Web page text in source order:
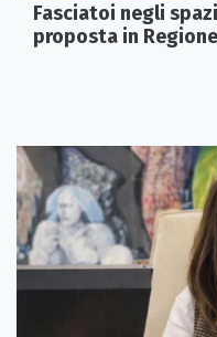
Fasciatoi negli
proposta in